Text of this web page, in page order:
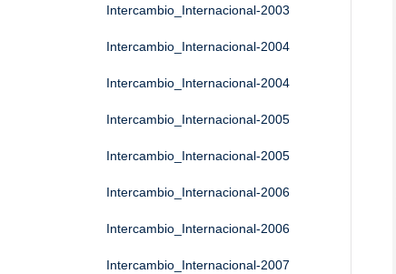
Intercambio_Internacional-2003
Intercambio_Internacional-2004
Intercambio_Internacional-2004
Intercambio_Internacional-2005
Intercambio_Internacional-2005
Intercambio_Internacional-2006
Intercambio_Internacional-2006
Intercambio_Internacional-2007